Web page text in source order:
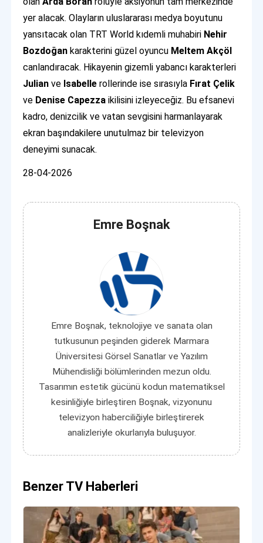
yer alacak. Olayların uluslararası medya boyutunu
yansıtacak olan TRT World kıdemli muhabiri Nehir
Bozdoğan karakterini güzel oyuncu Meltem Akçöl
canlandıracak. Hikayenin gizemli yabancı karakterleri
Julian ve Isabelle rollerinde ise sırasıyla Fırat Çelik
ve Denise Capezza ikilisini izleyeceğiz. Bu efsanevi
kadro, denizcilik ve vatan sevgisini harmanlayarak
ekran başındakilere unutulmaz bir televizyon
deneyimi sunacak.
28-04-2026
Emre Boşnak
Emre Boşnak, teknolojiye ve sanata olan
tutkusunun peşinden giderek Marmara
Üniversitesi Görsel Sanatlar ve Yazılım
Mühendisliği bölümlerinden mezun oldu.
Tasarımın estetik gücünü kodun matematiksel
kesinliğiyle birleştiren Boşnak, vizyonunu
televizyon haberciliğiyle birleştirerek
analizleriyle okurlarıyla buluşuyor.
Benzer TV Haberleri